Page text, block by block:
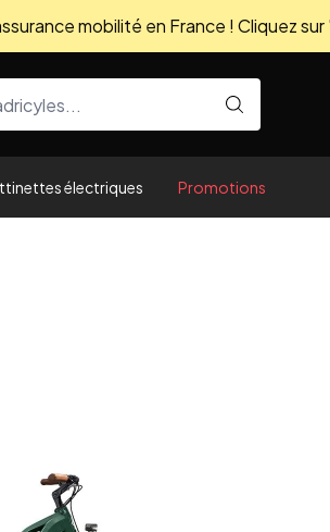
mobilité en France ! Cliquez sur
électriques Promotions